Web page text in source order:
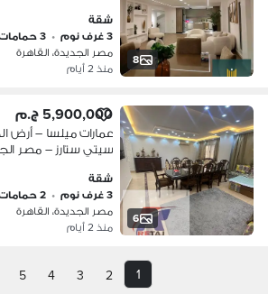
8
الصاعقة و النصر
شقة
3 غرف نوم
• 3 حمامات
مصر الجديدة، القاهرة
منذ 2 أيام
6
5,900,000 ج.م
عمارات ميلسا – أرض
سيتي ستارز – مصر
شقة
3 غرف نوم
• 2 حمامات
مصر الجديدة، القاهرة
منذ 2 أيام
1
2
3
4
5